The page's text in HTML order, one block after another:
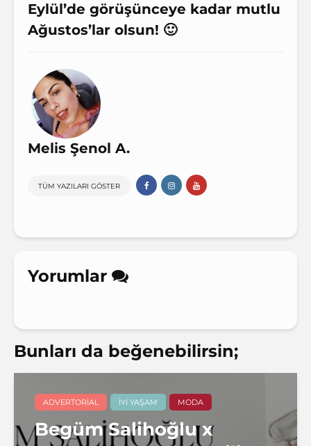
Eylül’de görüşünceye kadar mutlu
Ağustos’lar olsun! 🙂
Melis Şenol A.
TÜM YAZILARI GÖSTER
Yorumlar
Bunları da beğenebilirsin;
ADVERTORIAL İYI YAŞAM MODA
Begüm Salihoğlu x